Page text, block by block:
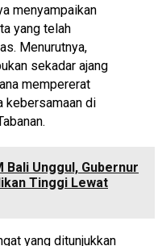
menyampaikan
yang telah
Menurutnya,
sekadar ajang
mempererat
kebersamaan di
Bali Unggul, Gubernur
Tinggi Lewat
yang ditunjukkan